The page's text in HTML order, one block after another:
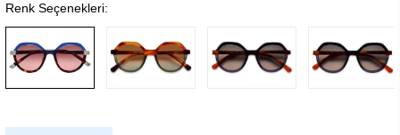
Renk Seçenekleri: